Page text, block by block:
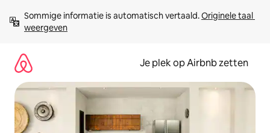
direct
naar
Sommige informatie is automatisch vertaald. Originele taal
weergeven
Je plek op Airbnb zetten